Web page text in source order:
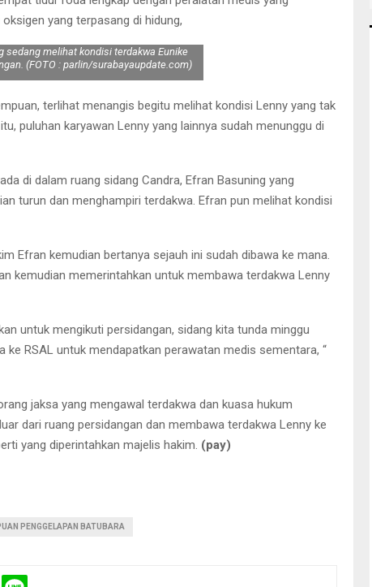
yang terpasang di hidung,
sedang melihat kondisi terdakwa Eunike
(FOTO : parlin/surabayaupdate.com)
terlihat menangis begitu melihat kondisi Lenny yang tak
puluhan karyawan Lenny yang lainnya sudah menunggu di
di dalam ruang sidang Candra, Efran Basuning yang
turun dan menghampiri terdakwa. Efran pun melihat kondisi
Efran kemudian bertanya sejauh ini sudah dibawa ke mana.
kemudian memerintahkan untuk membawa terdakwa Lenny
untuk mengikuti persidangan, sidang kita tunda minggu
ke RSAL untuk mendapatkan perawatan medis sementara, “
jaksa yang mengawal terdakwa dan kuasa hukum
dari ruang persidangan dan membawa terdakwa Lenny ke
yang diperintahkan majelis hakim. (pay)
PENGGELAPAN BATUBARA